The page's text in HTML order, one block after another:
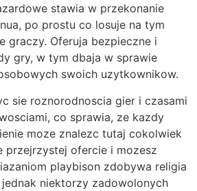
stawia w przekonanie
po prostu co losuje na tym
graczy. Oferuja bezpieczne i
gry, w tym dbaja w sprawie
swoich uzytkownikow.
sie roznorodnoscia gier i czasami
co sprawia, ze kazdy
moze znalezc tutaj cokolwiek
przejrzystej ofercie i mozesz
playbison zdobywa religia
niektorzy zadowolonych